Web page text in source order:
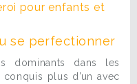
pour enfants et
se perfectionner
dominants dans les
conquis plus d’un avec